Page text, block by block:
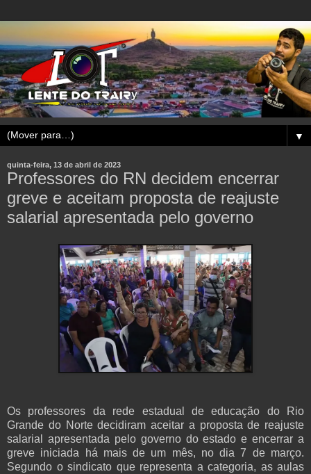
▼
quinta-feira, 13 de abril de 2023
Professores do RN decidem encerrar
greve e aceitam proposta de reajuste
salarial apresentada pelo governo
Os professores da rede estadual de educação do Rio
Grande do Norte decidiram aceitar a proposta de reajuste
salarial apresentada pelo governo do estado e encerrar a
greve iniciada há mais de um mês, no dia 7 de março.
Segundo o sindicato que representa a categoria, as aulas